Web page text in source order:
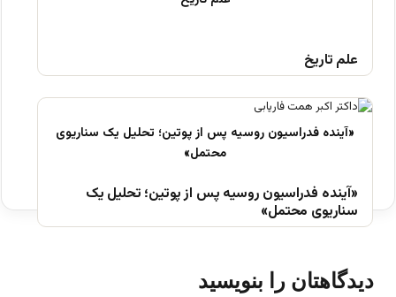
علم تاریخ
«آینده فدراسیون روسیه پس از پوتین؛ تحلیل یک
سناریوی محتمل»
دیدگاهتان را بنویسید